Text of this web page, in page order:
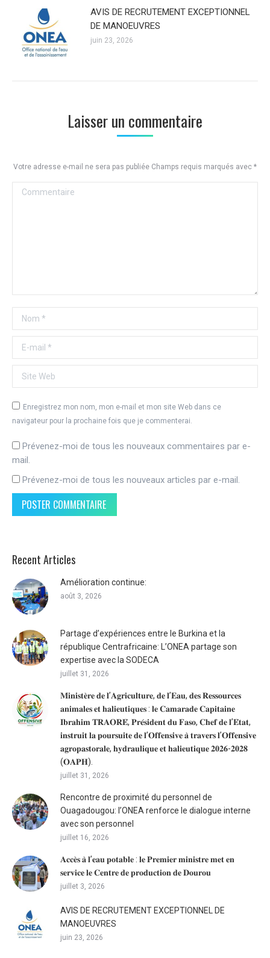
AVIS DE RECRUTEMENT EXCEPTIONNEL
DE MANOEUVRES
juin 23, 2026
Laisser un commentaire
Votre adresse e-mail ne sera pas publiée Champs requis marqués avec *
Commentaire
Nom *
E-mail *
Site Web
Enregistrez mon nom, mon e-mail et mon site Web dans ce
navigateur pour la prochaine fois que je commenterai.
Prévenez-moi de tous les nouveaux commentaires par e-
mail.
Prévenez-moi de tous les nouveaux articles par e-mail.
POSTER COMMENTAIRE
Recent Articles
Amélioration continue:
août 3, 2026
Partage d’expériences entre le Burkina et la
république Centrafricaine: L’ONEA partage son
expertise avec la SODECA
juillet 31, 2026
𝐌𝐢𝐧𝐢𝐬𝐭𝐞̀𝐫𝐞 𝐝𝐞 𝐥’𝐀𝐠𝐫𝐢𝐜𝐮𝐥𝐭𝐮𝐫𝐞, 𝐝𝐞 𝐥’𝐄𝐚𝐮, 𝐝𝐞𝐬 𝐑𝐞𝐬𝐬𝐨𝐮𝐫𝐜𝐞𝐬
𝐚𝐧𝐢𝐦𝐚𝐥𝐞𝐬 𝐞𝐭 𝐡𝐚𝐥𝐢𝐞𝐮𝐭𝐢𝐪𝐮𝐞𝐬 : 𝐥𝐞 𝐂𝐚𝐦𝐚𝐫𝐚𝐝𝐞 𝐂𝐚𝐩𝐢𝐭𝐚𝐢𝐧𝐞
𝐈𝐛𝐫𝐚𝐡𝐢𝐦 𝐓𝐑𝐀𝐎𝐑𝐄́, 𝐏𝐫𝐞́𝐬𝐢𝐝𝐞𝐧𝐭 𝐝𝐮 𝐅𝐚𝐬𝐨, 𝐂𝐡𝐞𝐟 𝐝𝐞 𝐥’𝐄́𝐭𝐚𝐭,
𝐢𝐧𝐬𝐭𝐫𝐮𝐢𝐭 𝐥𝐚 𝐩𝐨𝐮𝐫𝐬𝐮𝐢𝐭𝐞 𝐝𝐞 𝐥’𝐎𝐟𝐟𝐞𝐧𝐬𝐢𝐯𝐞 𝐚̀ 𝐭𝐫𝐚𝐯𝐞𝐫𝐬 𝐥’𝐎𝐟𝐟𝐞𝐧𝐬𝐢𝐯𝐞
𝐚𝐠𝐫𝐨𝐩𝐚𝐬𝐭𝐨𝐫𝐚𝐥𝐞, 𝐡𝐲𝐝𝐫𝐚𝐮𝐥𝐢𝐪𝐮𝐞 𝐞𝐭 𝐡𝐚𝐥𝐢𝐞𝐮𝐭𝐢𝐪𝐮𝐞 𝟐𝟎𝟐𝟔-𝟐𝟎𝟐𝟖
(𝐎𝐀𝐏𝐇).
juillet 31, 2026
Rencontre de proximité du personnel de
Ouagadougou: l’ONEA renforce le dialogue interne
avec son personnel
juillet 16, 2026
𝐀𝐜𝐜𝐞̀𝐬 𝐚̀ 𝐥’𝐞𝐚𝐮 𝐩𝐨𝐭𝐚𝐛𝐥𝐞 : 𝐥𝐞 𝐏𝐫𝐞𝐦𝐢𝐞𝐫 𝐦𝐢𝐧𝐢𝐬𝐭𝐫𝐞 𝐦𝐞𝐭 𝐞𝐧
𝐬𝐞𝐫𝐯𝐢𝐜𝐞 𝐥𝐞 𝐂𝐞𝐧𝐭𝐫𝐞 𝐝𝐞 𝐩𝐫𝐨𝐝𝐮𝐜𝐭𝐢𝐨𝐧 𝐝𝐞 𝐃𝐨𝐮𝐫𝐨𝐮
juillet 3, 2026
AVIS DE RECRUTEMENT EXCEPTIONNEL DE
MANOEUVRES
juin 23, 2026